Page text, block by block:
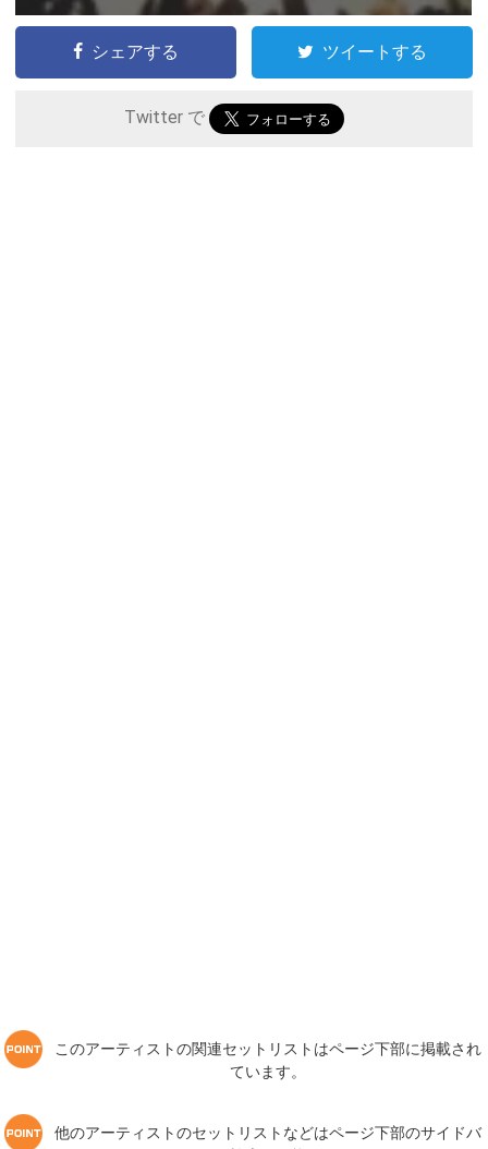
シェアする ツイートする
Twitter で
このアーティストの関連セットリストはページ下部に掲載され
ています。
他のアーティストのセットリストなどはページ下部のサイドバ